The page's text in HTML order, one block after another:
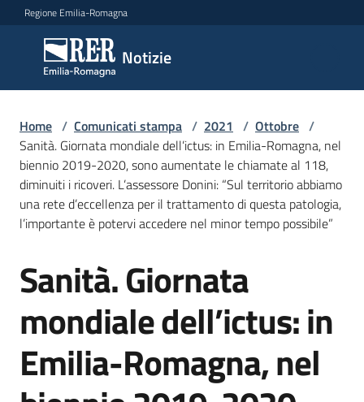
Vai al contenuto
Vai alla navigazione
Vai al footer
Regione Emilia-Romagna
Notizie
Notizie
Comunicati
stampa
Menu selezionato
Cerca
un
comunicato
Risorse
Agenzia
di
Home / Comunicati stampa / 2021 / Ottobre /
Sanità. Giornata mondiale dell’ictus: in Emilia-Romagna, nel
biennio 2019-2020, sono aumentate le chiamate al 118,
diminuiti i ricoveri. L’assessore Donini: “Sul territorio abbiamo
una rete d’eccellenza per il trattamento di questa patologia,
l’importante è potervi accedere nel minor tempo possibile”
Salta al contenuto
Sanità. Giornata
mondiale dell’ictus: in
Emilia-Romagna, nel